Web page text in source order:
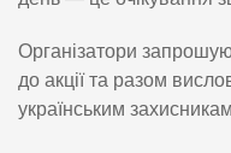
Організатори
до акції та разом
українським